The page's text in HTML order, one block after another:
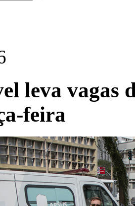
leva vagas
feira